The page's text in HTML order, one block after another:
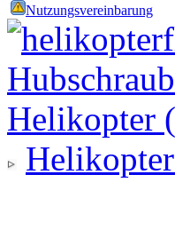
Nutzungsvereinbarung